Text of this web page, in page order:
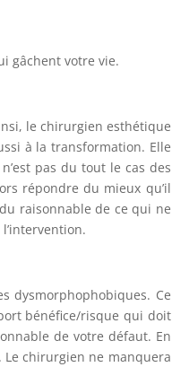
gâchent votre vie.
le chirurgien esthétique
à la transformation. Elle
pas du tout le cas des
répondre du mieux qu’il
raisonnable de ce qui ne
dysmorphophobiques. Ce
bénéfice/risque qui doit
de votre défaut. En
chirurgien ne manquera